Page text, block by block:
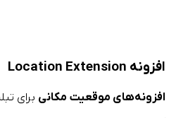
افزونه Location Extension
افزونه‌های موقعیت مکانی برای